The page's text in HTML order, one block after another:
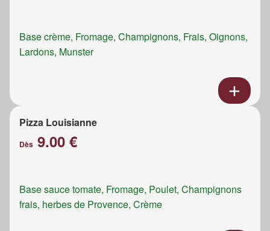
Base crème, Fromage, Champignons, Frais, Oignons,
Lardons, Munster
Pizza Louisianne
Dès 9.00 €
Base sauce tomate, Fromage, Poulet, Champignons
frais, herbes de Provence, Crème